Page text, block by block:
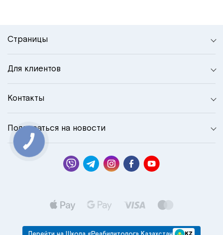
Страницы
Для клиентов
Контакты
Подписаться на новости
КНОПКА
СВЯЗИ